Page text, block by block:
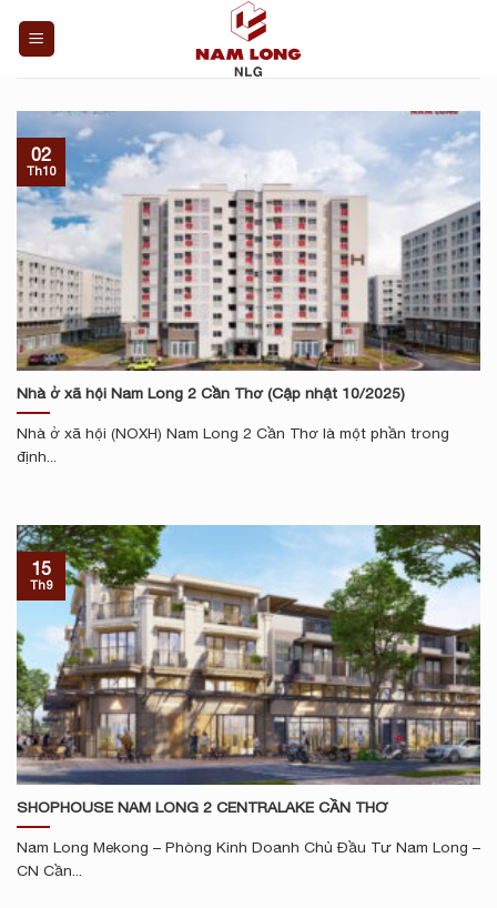
Nhà ở xã hội Nam Long 2 Cần Thơ (Cập nhật 10/2025)
Nhà ở xã hội (NOXH) Nam Long 2 Cần Thơ là một phần trong
định...
02
Th10
SHOPHOUSE NAM LONG 2 CENTRALAKE CẦN THƠ
Nam Long Mekong – Phòng Kinh Doanh Chủ Đầu Tư Nam Long –
CN Cần...
15
Th9